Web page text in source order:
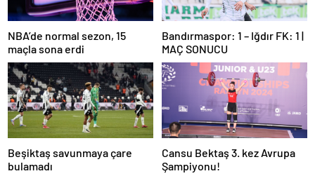
NBA’de normal sezon, 15
maçla sona erdi
Bandırmaspor: 1 – Iğdır FK: 1 |
MAÇ SONUCU
Beşiktaş savunmaya çare
bulamadı
Cansu Bektaş 3. kez Avrupa
Şampiyonu!